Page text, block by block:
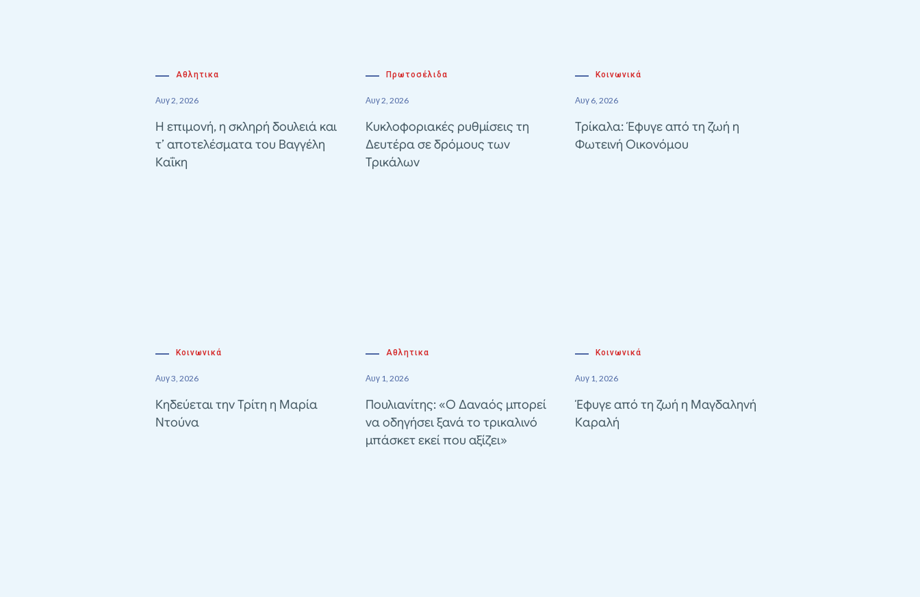
Αθλητικα
Αυγ 2, 2026
Η επιμονή, η σκληρή δουλειά και
τ’ αποτελέσματα του Βαγγέλη
Καΐκη
Πρωτοσέλιδα
Αυγ 2, 2026
Κυκλοφοριακές ρυθμίσεις τη
Δευτέρα σε δρόμους των
Τρικάλων
Κοινωνικά
Αυγ 6, 2026
Τρίκαλα: Έφυγε από τη ζωή η
Φωτεινή Οικονόμου
Κοινωνικά
Αυγ 3, 2026
Κηδεύεται την Τρίτη η Μαρία
Ντούνα
Αθλητικα
Αυγ 1, 2026
Πουλιανίτης: «Ο Δαναός μπορεί
να οδηγήσει ξανά το τρικαλινό
μπάσκετ εκεί που αξίζει»
Κοινωνικά
Αυγ 1, 2026
Έφυγε από τη ζωή η Μαγδαληνή
Καραλή